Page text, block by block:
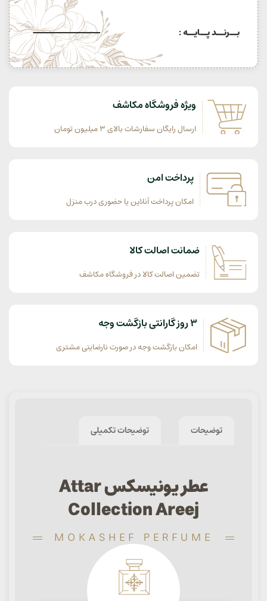
بــرنــد پــایــه :
ویژه فروشگاه مکاشف
ارسال رایگان سفارشات بالای 3 میلیون تومان
پرداخت امن
امکان پرداخت آنلاین یا حضوری درب منزل
ضمانت اصالت کالا
تضمین اصالت کالا در فروشگاه مکاشف
3 روز گارانتی بازگشت وجه
امکان بازگشت وجه در صورت نارضایتی مشتری
توضیحات توضیحات تکمیلی
عطر یونیسکس Attar
Collection Areej
MOKASHEF PERFUME